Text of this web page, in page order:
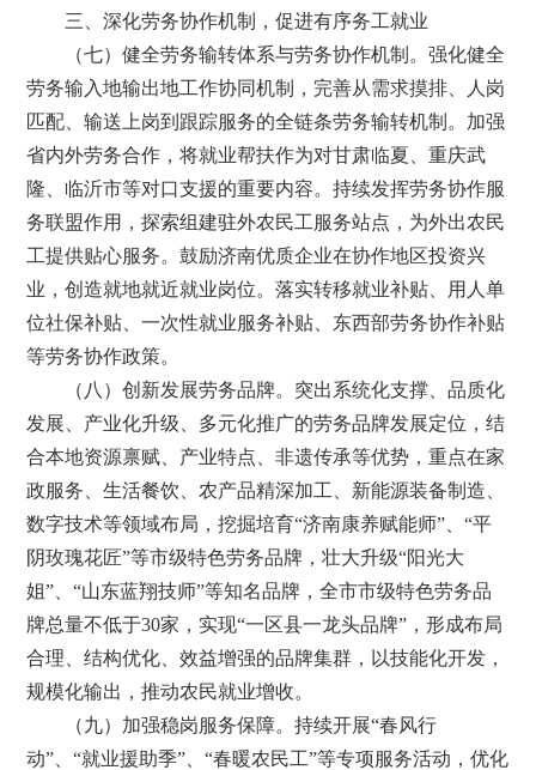
三、深化劳务协作机制，促进有序务工就业
（七）健全劳务输转体系与劳务协作机制。强化健全
劳务输入地输出地工作协同机制，完善从需求摸排、人岗
匹配、输送上岗到跟踪服务的全链条劳务输转机制。加强
省内外劳务合作，将就业帮扶作为对甘肃临夏、重庆武
隆、临沂市等对口支援的重要内容。持续发挥劳务协作服
务联盟作用，探索组建驻外农民工服务站点，为外出农民
工提供贴心服务。鼓励济南优质企业在协作地区投资兴
业，创造就地就近就业岗位。落实转移就业补贴、用人单
位社保补贴、一次性就业服务补贴、东西部劳务协作补贴
等劳务协作政策。
（八）创新发展劳务品牌。突出系统化支撑、品质化
发展、产业化升级、多元化推广的劳务品牌发展定位，结
合本地资源禀赋、产业特点、非遗传承等优势，重点在家
政服务、生活餐饮、农产品精深加工、新能源装备制造、
数字技术等领域布局，挖掘培育“济南康养赋能师”、“平
阴玫瑰花匠”等市级特色劳务品牌，壮大升级“阳光大
姐”、“山东蓝翔技师”等知名品牌，全市市级特色劳务品
牌总量不低于30家，实现“一区县一龙头品牌”，形成布局
合理、结构优化、效益增强的品牌集群，以技能化开发，
规模化输出，推动农民就业增收。
（九）加强稳岗服务保障。持续开展“春风行
动”、“就业援助季”、“春暖农民工”等专项服务活动，优化